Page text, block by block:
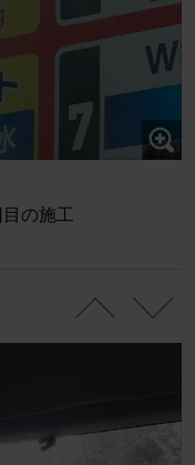
の施工